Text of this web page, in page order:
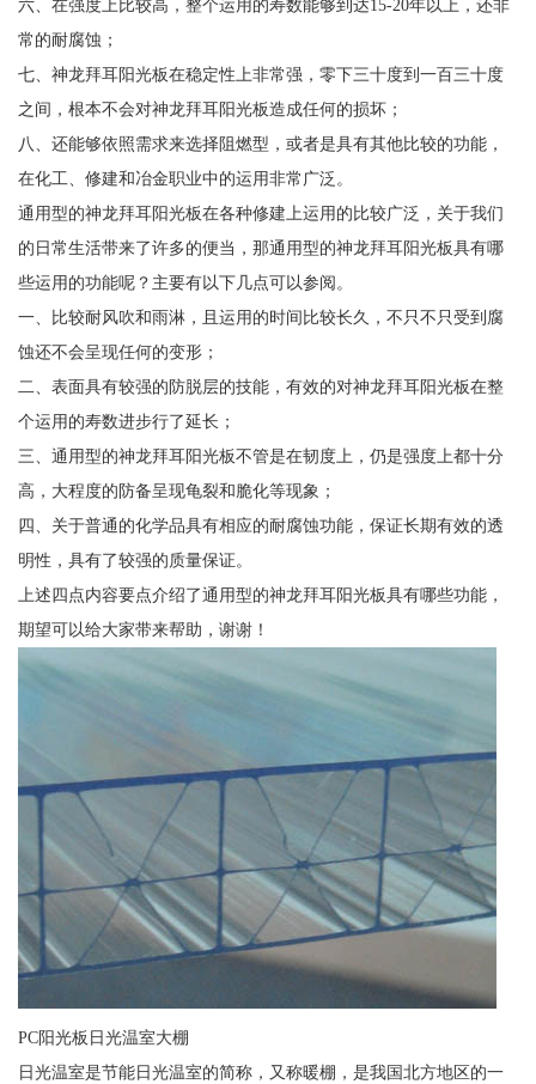
六、在强度上比较高，整个运用的寿数能够到达15-20年以上，还非
常的耐腐蚀；
七、神龙拜耳阳光板在稳定性上非常强，零下三十度到一百三十度
之间，根本不会对神龙拜耳阳光板造成任何的损坏；
八、还能够依照需求来选择阻燃型，或者是具有其他比较的功能，
在化工、修建和冶金职业中的运用非常广泛。
通用型的神龙拜耳阳光板在各种修建上运用的比较广泛，关于我们
的日常生活带来了许多的便当，那通用型的神龙拜耳阳光板具有哪
些运用的功能呢？主要有以下几点可以参阅。
一、比较耐风吹和雨淋，且运用的时间比较长久，不只不只受到腐
蚀还不会呈现任何的变形；
二、表面具有较强的防脱层的技能，有效的对神龙拜耳阳光板在整
个运用的寿数进步行了延长；
三、通用型的神龙拜耳阳光板不管是在韧度上，仍是强度上都十分
高，大程度的防备呈现龟裂和脆化等现象；
四、关于普通的化学品具有相应的耐腐蚀功能，保证长期有效的透
明性，具有了较强的质量保证。
上述四点内容要点介绍了通用型的神龙拜耳阳光板具有哪些功能，
期望可以给大家带来帮助，谢谢！
PC阳光板日光温室大棚
日光温室是节能日光温室的简称，又称暖棚，是我国北方地区的一